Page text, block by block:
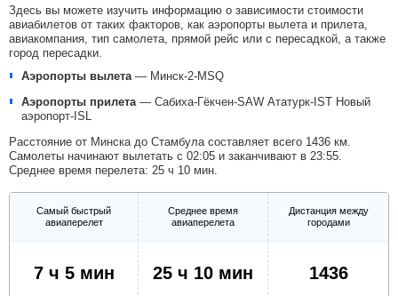
Здесь вы можете изучить информацию о зависимости стоимости
авиабилетов от таких факторов, как аэропорты вылета и прилета,
авиакомпания, тип самолета, прямой рейс или с пересадкой, а также
город пересадки.
Аэропорты вылета — Минск-2-MSQ
Аэропорты прилета — Сабиха-Гёкчен-SAW Ататурк-IST Новый
аэропорт-ISL
Расстояние от Минска до Стамбула составляет всего 1436 км.
Самолеты начинают вылетать с 02:05 и заканчивают в 23:55.
Среднее время перелета: 25 ч 10 мин.
Самый быстрый
авиаперелет
Среднее время
авиаперелета
Дистанция между
городами
7 ч 5 мин 25 ч 10 мин 1436